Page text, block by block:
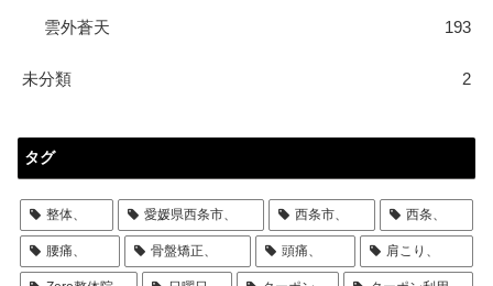
雲外蒼天 193
未分類 2
タグ
整体、 愛媛県西条市、 西条市、 西条、
腰痛、 骨盤矯正、 頭痛、 肩こり、